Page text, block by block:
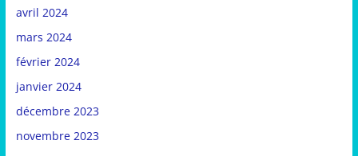
avril 2024
mars 2024
février 2024
janvier 2024
décembre 2023
novembre 2023